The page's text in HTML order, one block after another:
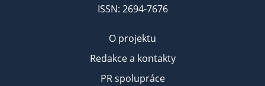
ISSN: 2694-7676
O projektu
Redakce a kontakty
PR spolupráce